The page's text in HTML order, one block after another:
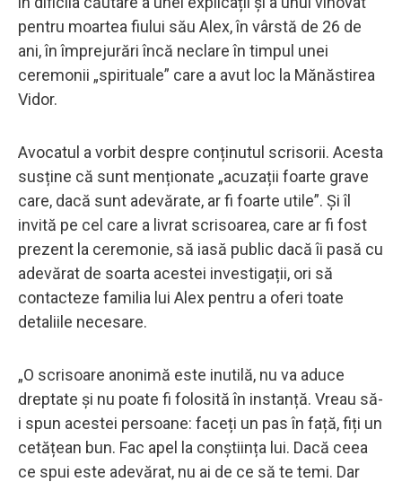
pentru moartea fiului său Alex, în vârstă de 26 de
ani, în împrejurări încă neclare în timpul unei
ceremonii „spirituale” care a avut loc la Mănăstirea
Vidor.
Avocatul a vorbit despre conținutul scrisorii. Acesta
susține că sunt menționate „acuzații foarte grave
care, dacă sunt adevărate, ar fi foarte utile”. Și îl
invită pe cel care a livrat scrisoarea, care ar fi fost
prezent la ceremonie, să iasă public dacă îi pasă cu
adevărat de soarta acestei investigații, ori să
contacteze familia lui Alex pentru a oferi toate
detaliile necesare.
„O scrisoare anonimă este inutilă, nu va aduce
dreptate și nu poate fi folosită în instanță. Vreau să-
i spun acestei persoane: faceți un pas în față, fiți un
cetățean bun. Fac apel la conștiința lui. Dacă ceea
ce spui este adevărat, nu ai de ce să te temi. Dar